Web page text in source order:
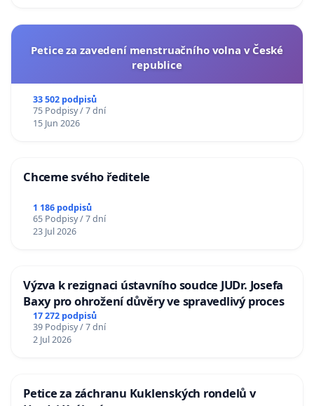
Petice za zavedení menstruačního volna v České
republice
33 502 podpisů
75 Podpisy / 7 dní
15 Jun 2026
Chceme svého ředitele
1 186 podpisů
65 Podpisy / 7 dní
23 Jul 2026
Výzva k rezignaci ústavního soudce JUDr. Josefa
Baxy pro ohrožení důvěry ve spravedlivý proces
17 272 podpisů
39 Podpisy / 7 dní
2 Jul 2026
Petice za záchranu Kuklenských rondelů v